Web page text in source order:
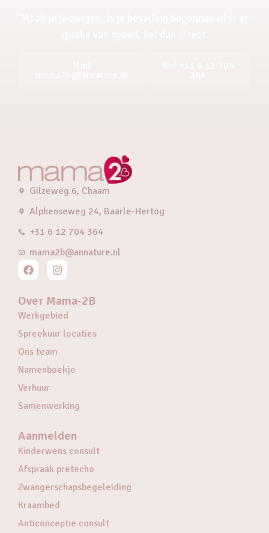
Gilzeweg 6, Chaam
Alphenseweg 24, Baarle-Hertog
+31 6 12 704 364
mama2b@annature.nl
Over Mama-2B
Werkgebied
Spreekuur locaties
Ons team
Namenboekje
Verhuur
Samenwerking
Aanmelden
Kinderwens consult
Afspraak pretecho
Zwangerschapsbegeleiding
Kraambed
Anticonceptie consult